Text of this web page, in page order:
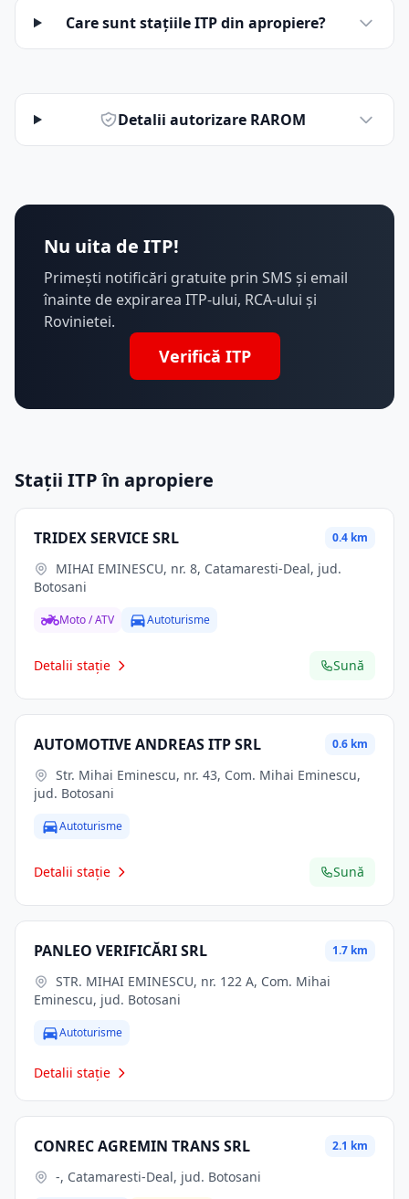
Care sunt stațiile ITP din apropiere?
Detalii autorizare RAROM
Nu uita de ITP!
Primești notificări gratuite prin SMS și email
înainte de expirarea ITP-ului, RCA-ului și
Rovinietei.
Verifică ITP
Stații ITP în apropiere
TRIDEX SERVICE SRL 0.4 km
Botosani
Moto / ATV Autoturisme
Detalii stație Sună
AUTOMOTIVE ANDREAS ITP SRL 0.6 km
jud. Botosani
Autoturisme
Detalii stație Sună
PANLEO VERIFICĂRI SRL 1.7 km
Eminescu, jud. Botosani
Autoturisme
Detalii stație
CONREC AGREMIN TRANS SRL 2.1 km
-, Catamaresti-Deal, jud. Botosani